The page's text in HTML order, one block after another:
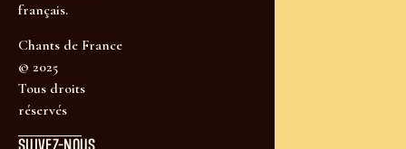
français.
Chants de France
© 2025
Tous droits
réservés